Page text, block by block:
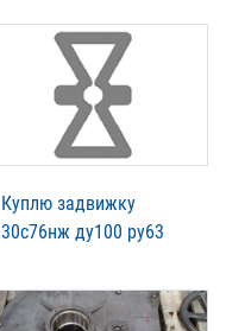
Куплю задвижку
30с76нж ду100 ру63